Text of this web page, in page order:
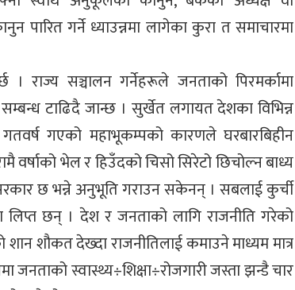
पारित गर्ने ध्याउन्नमा लागेका कुरा त समाचारमा
राज्य सञ्चालन गर्नेहरूले जनताको पिरमर्कामा
टाढिदै जान्छ । सुर्खेत लगायत देशका विभिन्न
गएको महाभूकम्पको कारणले घरबारबिहीन
भेल र हिउँदको चिसो सिरेटो छिचोल्न बाध्य
छ भन्ने अनुभूति गराउन सकेनन् । सबलाई कुर्ची
छन् । देश र जनताको लागि राजनीति गरेको
शौकत देख्दा राजनीतिलाई कमाउने माध्यम मात्र
जनताको स्वास्थ्य÷शिक्षा÷रोजगारी जस्ता झन्डै चार